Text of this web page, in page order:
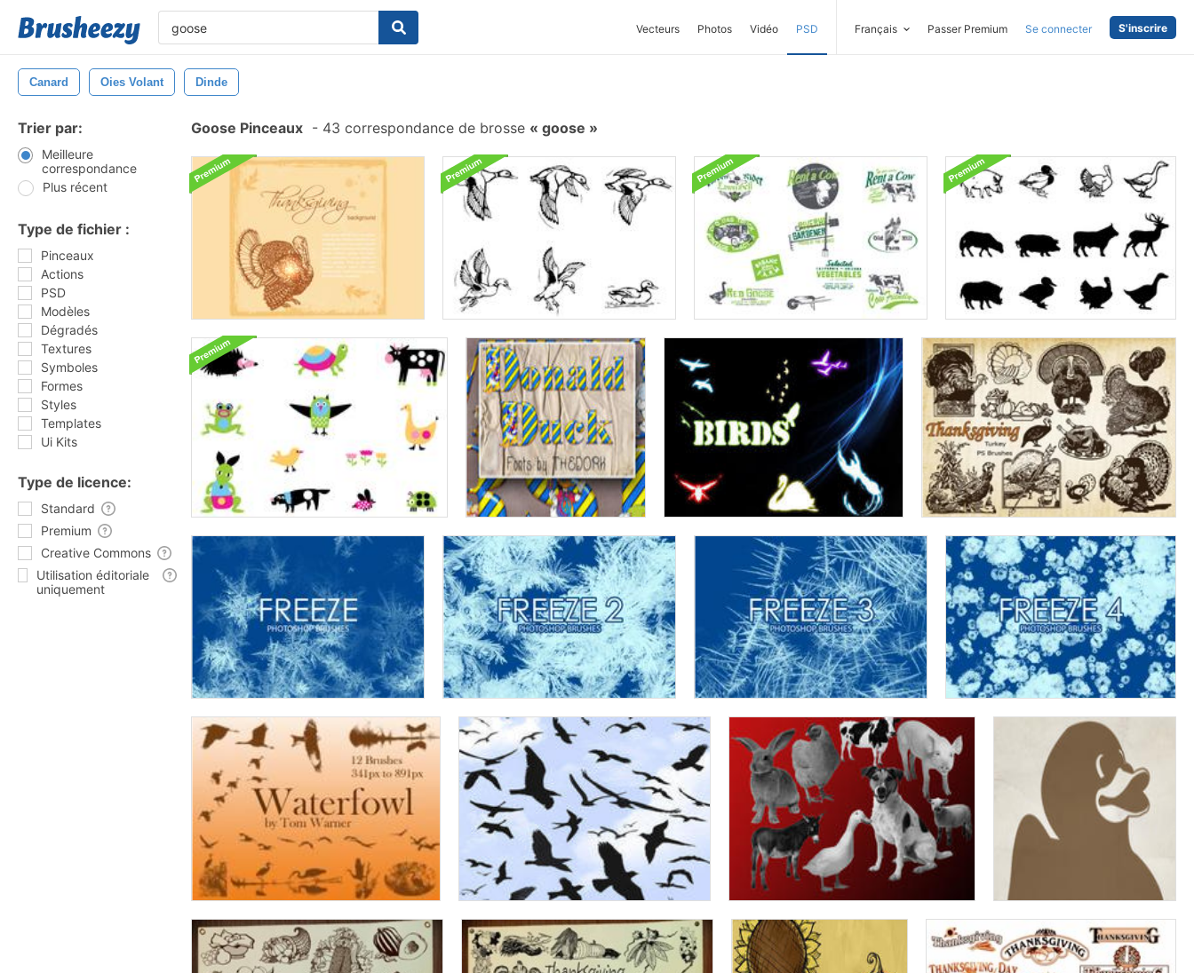
Vecteurs Photos Vidéo PSD Français Passer Premium Se connecter S'inscrire
Canard Oies Volant Dinde
Trier par:
Meilleure
correspondance
Plus récent
Type de fichier :
Pinceaux
Actions
PSD
Modèles
Dégradés
Textures
Symboles
Formes
Styles
Templates
Ui Kits
Type de licence:
Standard
Premium
Creative Commons
Utilisation éditoriale
uniquement
Goose Pinceaux - 43 correspondance de brosse goose